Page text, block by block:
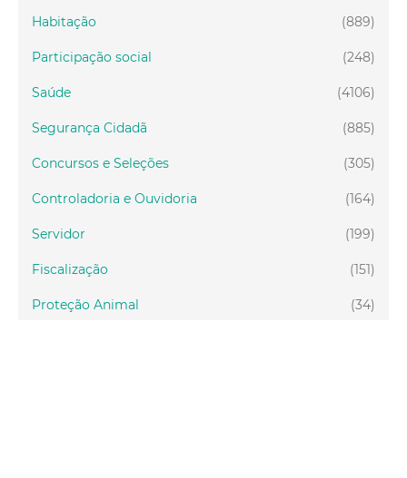
(889)
Habitação
(248)
Participação social
(4106)
Saúde
(885)
Segurança Cidadã
(305)
Concursos e Seleções
(164)
Controladoria e Ouvidoria
(199)
Servidor
(151)
Fiscalização
(34)
Proteção Animal